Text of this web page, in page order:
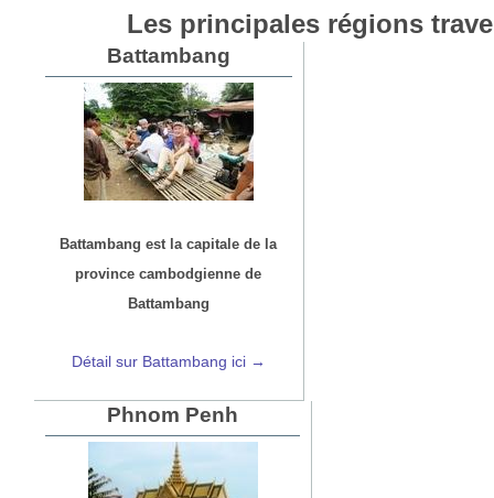
Les principales régions
Battambang
Battambang est la capitale de la
province cambodgienne de
Battambang
Détail sur Battambang ici →
Phnom Penh